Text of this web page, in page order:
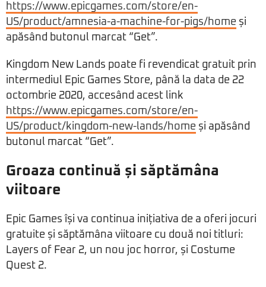
https://www.epicgames.com/store/en-
US/product/amnesia-a-machine-for-pigs/home și
apăsând butonul marcat “Get”.
Kingdom New Lands poate fi revendicat gratuit prin
intermediul Epic Games Store, până la data de 22
octombrie 2020, accesând acest link
https://www.epicgames.com/store/en-
US/product/kingdom-new-lands/home și apăsând
butonul marcat “Get”.
Groaza continuă și săptămâna
viitoare
Epic Games își va continua inițiativa de a oferi jocuri
gratuite și săptămâna viitoare cu două noi titluri:
Layers of Fear 2, un nou joc horror, și Costume
Quest 2.